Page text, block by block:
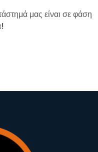
μας είναι σε φάση